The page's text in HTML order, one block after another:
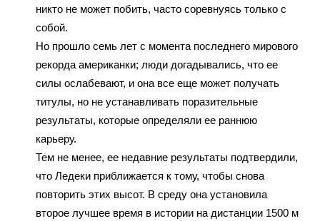
никто не может побить, часто соревнуясь только с
собой.
Но прошло семь лет с момента последнего мирового
рекорда американки; люди догадывались, что ее
силы ослабевают, и она все еще может получать
титулы, но не устанавливать поразительные
результаты, которые определяли ее раннюю
карьеру.
Тем не менее, ее недавние результаты подтвердили,
что Ледеки приближается к тому, чтобы снова
повторить этих высот. В среду она установила
второе лучшее время в истории на дистанции 1500 м